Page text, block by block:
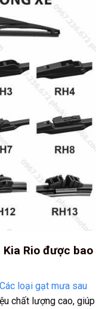
Rio được bao
Các loại gạt mưa sau
chất lượng cao, giúp